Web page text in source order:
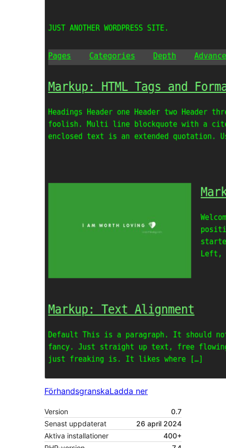
FörhandsgranskaLadda ner
Version
0.7
Senast uppdaterat
26 april 2024
Aktiva installationer
400+